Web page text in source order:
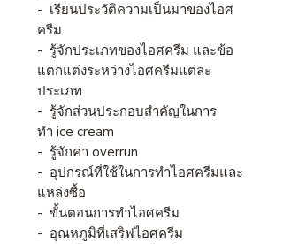
- เรียนประวัติความเป็นมาของไอศ
ครีม
- รู้จักประเภทของไอศครีม และข้อ
แตกแต่งระหว่างไอศครีมแต่ละ
ประเภท
- รู้จักส่วนประกอบสำคัญในการ
ทำ ice cream
- รู้จักค่า overrun
- อุปกรณ์ที่ใช้ในการทำไอศครีมและ
แหล่งซื้อ
- ขั้นตอนการทำไอศครีม
- อุณหภูมิที่เสริฟไอศครีม